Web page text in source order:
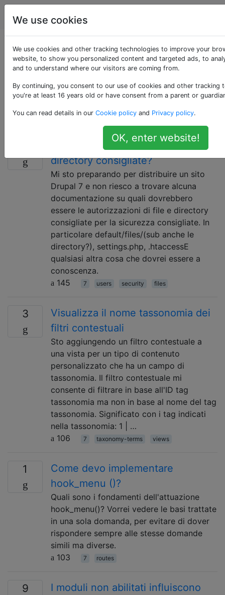
Drupal
Domande taggate
«7»
I tag di versione devono essere utilizzati per domande
che si applicano solo a una versione, non solo per dire
quale versione sta utilizzando un sito.
Quali sono le autorizzazioni di
directory consigliate?
Mi sto preparando per distribuire un sito
Drupal 7 e non riesco a trovare alcuna
documentazione su quali dovrebbero
essere le autorizzazioni di file e directory
consigliate per la sicurezza consigliate. In
particolare default/files/(sub anche le
directory?), settings.php, .htaccessE
qualsiasi altra cosa che dovrei essere a
conoscenza.
145
7 users security files
3
Visualizza il nome tassonomia dei
filtri contestuali
Sto aggiungendo un filtro contestuale a
una vista per un tipo di contenuto
personalizzato che ha un campo di
tassonomia. Il filtro contestuale mi
consente di filtrare in base all'ID tag
tassonomia ma non in base al nome del tag
tassonomia. Significato con i tag indicati
nella tassonomia: 1 | …
106
7 taxonomy-terms views
1
Come devo implementare
hook_menu ()?
Quali sono i fondamenti dell'attuazione
hook_menu()? Vorrei vedere le basi trattate
in una sola domanda, per evitare di dover
rispondere sempre alle stesse domande
simili ma diverse.
103
7 routes
9
I moduli non abilitati influiscono
We use cookies
We use cookies and other tracking technologies to improve your
website, to show you personalized content and targeted ads, to
and to understand where our visitors are coming from.
By continuing, you consent to our use of cookies and other tracking
you're at least 16 years old or have consent from a parent or
You can read details in our Cookie policy and Privacy policy.
OK, enter website!